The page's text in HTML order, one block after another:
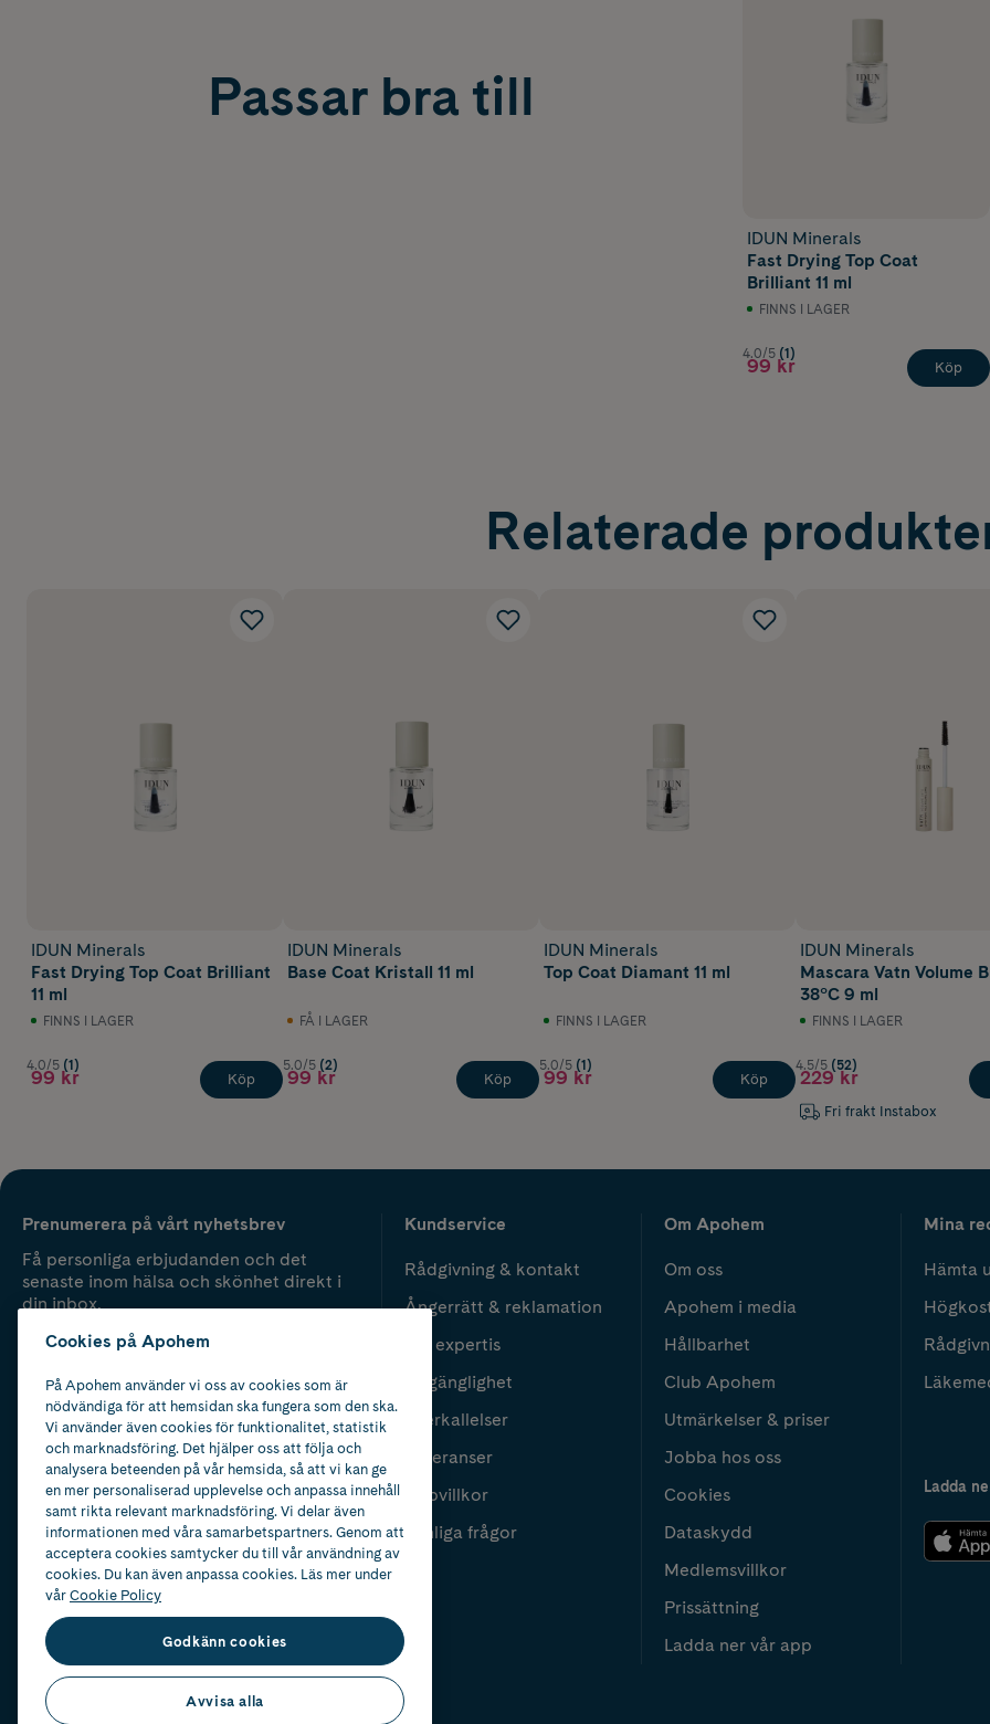
Passar bra till
IDUN Minerals
Fast Drying Top Coat
Brilliant 11 ml
FINNS I LAGER
4.0/5 (1)
99 kr Köp
Relaterade
IDUN Minerals
Fast Drying Top Coat Brilliant
11 ml
FINNS I LAGER
4.0/5 (1)
99 kr Köp
IDUN Minerals
Base Coat Kristall 11 ml
FÅ I LAGER
5.0/5 (2)
99 kr Köp
IDUN Minerals
Top Coat Diamant 11 ml
FINNS I LAGER
5.0/5 (1)
99 kr Köp
IDUN Minerals
Mascara Vatn Volume
38°C 9 ml
FINNS I LAGER
4.5/5 (52)
229 kr
Fri frakt Instabox
Prenumerera på vårt nyhetsbrev
Få personliga erbjudanden och det
senaste inom hälsa och skönhet direkt i
din inbox.
Kundservice
Rådgivning & kontakt
Ångerrätt & reklamation
Vår expertis
Tillgänglighet
Återkallelser
Leveranser
Köpvillkor
Vanliga frågor
Om Apohem
Om oss
Apohem i media
Hållbarhet
Club Apohem
Utmärkelser & priser
Jobba hos oss
Cookies
Dataskydd
Medlemsvillkor
Prissättning
Ladda ner vår app
Mina
Hämta
Ladda
Cookies på Apohem
På Apohem använder vi oss av cookies som är
nödvändiga för att hemsidan ska fungera som den ska.
Vi använder även cookies för funktionalitet, statistik
och marknadsföring. Det hjälper oss att följa och
analysera beteenden på vår hemsida, så att vi kan ge
en mer personaliserad upplevelse och anpassa innehåll
samt rikta relevant marknadsföring. Vi delar även
informationen med våra samarbetspartners. Genom att
acceptera cookies samtycker du till vår användning av
cookies. Du kan även anpassa cookies. Läs mer under
vårCookie Policy
Godkänn cookies
Avvisa alla